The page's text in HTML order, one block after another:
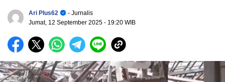
Ari Plus62
- Jurnalis
Jumat, 12 September 2025 - 19:20 WIB